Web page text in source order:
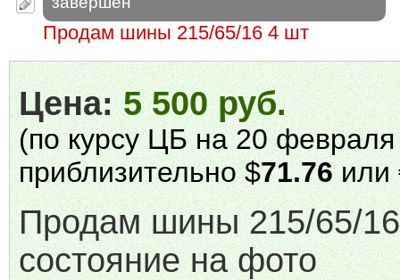
Продам шины 215/65/16 4 шт
Цена:5 500 руб.
(по курсу ЦБ на 20 февраля
приблизительно $71.76или
Продам шины 215/65/
состояние на фото